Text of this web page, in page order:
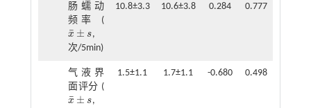
肠蠕动
频率 (
x
¯ ± s
x¯ ±s
,
次/5min)
10.8±3.3 10.6±3.8 0.284 0.777
气液界
面评分 (
x
¯ ± s
x¯ ±s
,
1.5±1.1 1.7±1.1 -0.680 0.498